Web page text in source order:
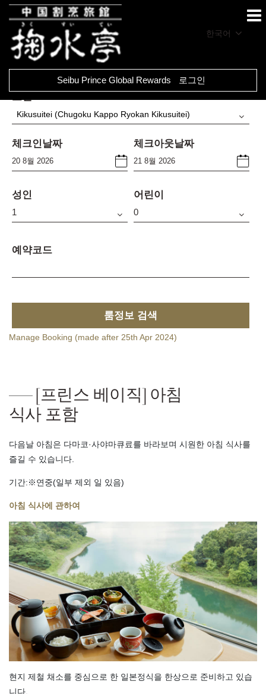
한국어
Seibu Prince Global Rewards 로그인
호텔
Kikusuitei (Chugoku Kappo Ryokan Kikusuitei)
체크인날짜 체크아웃날짜
성인 어린이
예약코드
룸정보 검색
Manage Booking (made after 25th Apr 2024)
[프린스 베이직] 아침
식사 포함
다음날 아침은 다마코·사야마큐료를 바라보며 시원한 아침 식사를
즐길 수 있습니다.
기간:※연중(일부 제외 일 있음)
아침 식사에 관하여
현지 제철 채소를 중심으로 한 일본정식을 한상으로 준비하고 있습
니다.